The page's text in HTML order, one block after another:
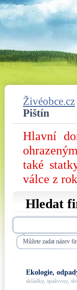
Živéobce.cz
Pištín
Hlavní
také
válce z
Hledat
Můžete zadat název
Ekologie,
skládky, spalovny,